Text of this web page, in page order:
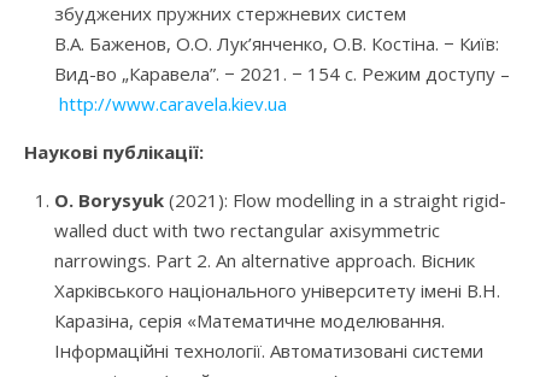
збуджених пружних стержневих систем
В.А. Баженов, О.О. Лук’янченко, О.В. Костіна. − Київ:
Вид-во „Каравела”. − 2021. − 154 с. Режим доступу –
http://www.caravela.kiev.ua
Наукові публікації:
O. Borysyuk (2021): Flow modelling in a straight rigid-
walled duct with two rectangular axisymmetric
narrowings. Part 2. An alternative approach. Вісник
Харківського національного університету імені В.Н.
Каразіна, серія «Математичне моделювання.
Інформаційні технології. Автоматизовані системи